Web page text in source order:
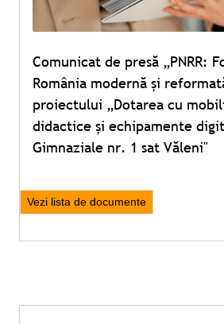
Comunicat de presă „PNRR:
România modernă și
proiectului „Dotarea cu
didactice și echipamente
Gimnaziale nr. 1 sat Văleni"
Vezi lista de documente